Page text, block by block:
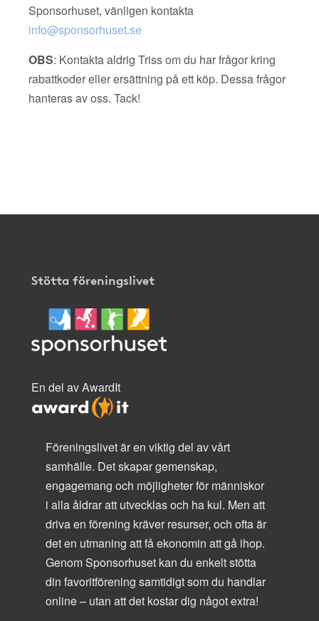
Sponsorhuset, vänligen kontakta
info@sponsorhuset.se
OBS: Kontakta aldrig Triss om du har frågor kring
rabattkoder eller ersättning på ett köp. Dessa frågor
hanteras av oss. Tack!
Stötta föreningslivet
En del av AwardIt
Föreningslivet är en viktig del av vårt
samhälle. Det skapar gemenskap,
engagemang och möjligheter för människor
i alla åldrar att utvecklas och ha kul. Men att
driva en förening kräver resurser, och ofta är
det en utmaning att få ekonomin att gå ihop.
Genom Sponsorhuset kan du enkelt stötta
din favoritförening samtidigt som du handlar
online – utan att det kostar dig något extra!